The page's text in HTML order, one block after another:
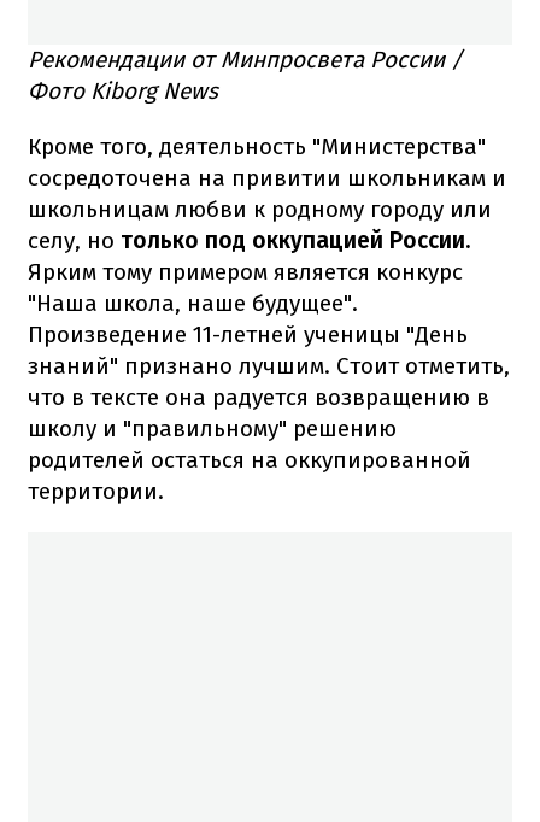
Рекомендации от Минпросвета России /
Фото Kiborg News
Кроме того, деятельность "Министерства"
сосредоточена на привитии школьникам и
школьницам любви к родному городу или
селу, но только под оккупацией России.
Ярким тому примером является конкурс
"Наша школа, наше будущее".
Произведение 11-летней ученицы "День
знаний" признано лучшим. Стоит отметить,
что в тексте она радуется возвращению в
школу и "правильному" решению
родителей остаться на оккупированной
территории.